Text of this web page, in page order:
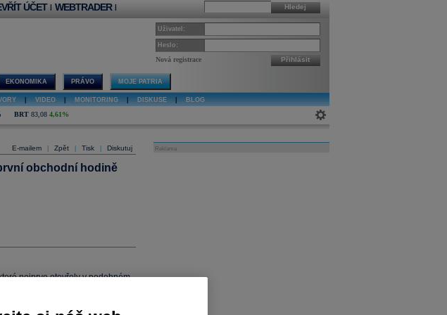
Hledej
ÚČET | WEBTRADER |
Uživatel:
Heslo:
Nová registrace Přihlásit
EKONOMIKA PRÁVO MOJE PATRIA
VIDEO MONITORING DISKUSE BLOG
BRT 83,08 4,61%
E-mailem Zpět Tisk Diskutuj
obchodní hodině
nejprve otevřely v podobném
Reklama